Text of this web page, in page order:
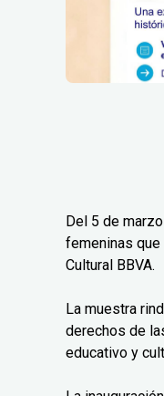
Del 5 de
femeninas que
Cultural BBVA.
La muestra
derechos de
educativo y